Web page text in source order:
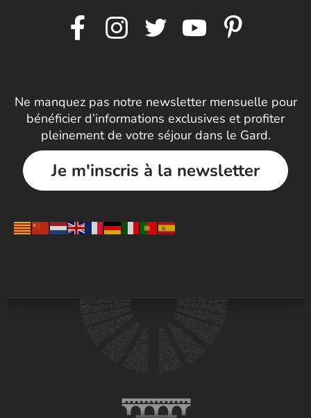
Ne manquez pas notre newsletter mensuelle pour
bénéficier d’informations exclusives et profiter
pleinement de votre séjour dans le Gard.
Je m'inscris à la newsletter